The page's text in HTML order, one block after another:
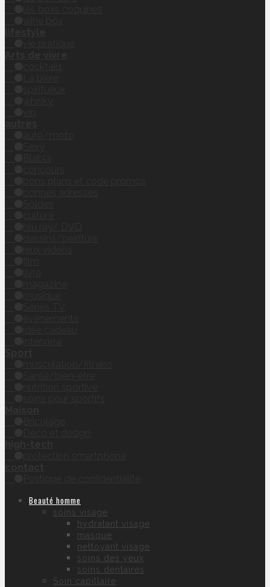
Beauté homme
soins visage
hydratant visage
masque
nettoyant visage
soins des yeux
soins dentaires
Soin capillaire